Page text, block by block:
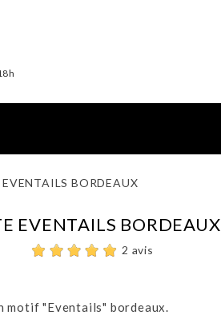
BORDEAUX
EVENTAILS BORDEAUX
2 avis
motif "Eventails" bordeaux.